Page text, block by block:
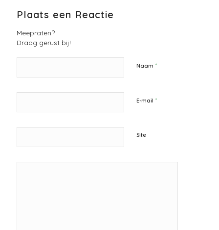
Plaats een Reactie
Meepraten?
Draag gerust bij!
Naam *
E-mail *
Site